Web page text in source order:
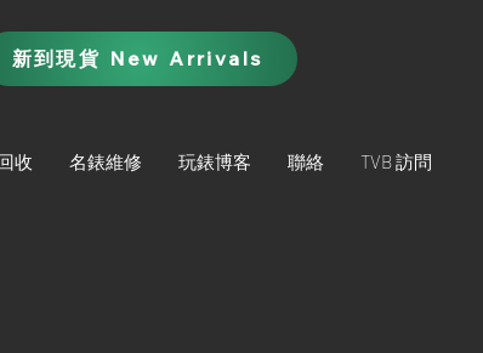
新到現貨 New Arrivals
收 名錶維修 玩錶博客 聯絡 TVB 訪問